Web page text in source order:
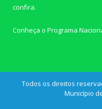
confira.
Conheça o Programa
Todos os direitos
Município